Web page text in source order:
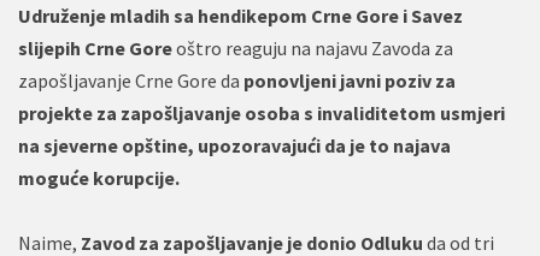
Udruženje mladih sa hendikepom Crne Gore i Savez
slijepih Crne Goreoštro reaguju na najavu Zavoda za
zapošljavanje Crne Gore da ponovljeni javni poziv za
projekte za zapošljavanje osoba s invaliditetom usmjeri
na sjeverne opštine, upozoravajući da je to najava
moguće korupcije.
Naime, Zavod za zapošljavanje je donio Odluku da od tri